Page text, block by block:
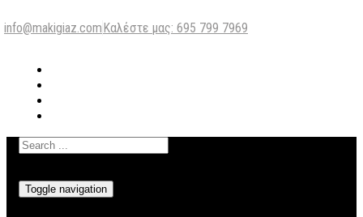
info@makigiaz.comΚαλέστε μας: 695 799 7969
Toggle navigation